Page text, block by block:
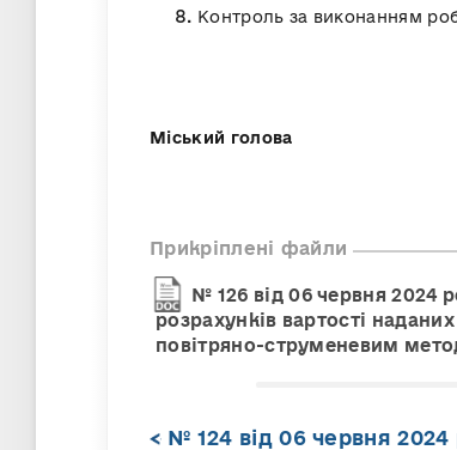
Контроль за виконанням
Міський
Прикріплені файли
№ 126 від 06 червня 2024
розрахунків вартості
повітряно-струменевим
№ 124 від 06 червня